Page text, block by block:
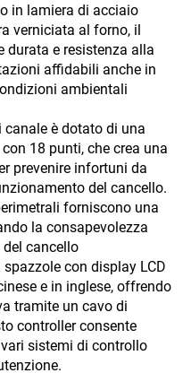
in lamiera di acciaio
verniciata al forno, il
durata e resistenza alla
affidabili anche in
ambientali
canale è dotato di una
18 punti, che crea una
prevenire infortuni da
del cancello.
forniscono una
la consapevolezza
cancello
con display LCD
e in inglese, offrendo
tramite un cavo di
controller consente
sistemi di controllo